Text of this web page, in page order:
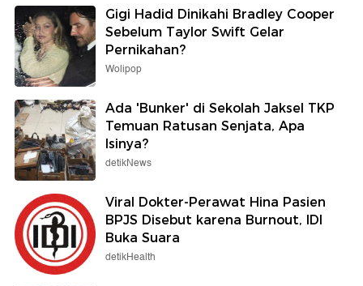
Gigi Hadid Dinikahi Bradley Cooper
Sebelum Taylor Swift Gelar
Pernikahan?
Wolipop
Ada 'Bunker' di Sekolah Jaksel TKP
Temuan Ratusan Senjata, Apa
Isinya?
detikNews
Viral Dokter-Perawat Hina Pasien
BPJS Disebut karena Burnout, IDI
Buka Suara
detikHealth